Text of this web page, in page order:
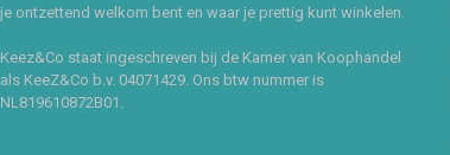
je ontzettend welkom bent en waar je prettig kunt winkelen.
Keez&Co staat ingeschreven bij de Kamer van Koophandel
als KeeZ&Co b.v. 04071429. Ons btw nummer is
NL819610872B01.